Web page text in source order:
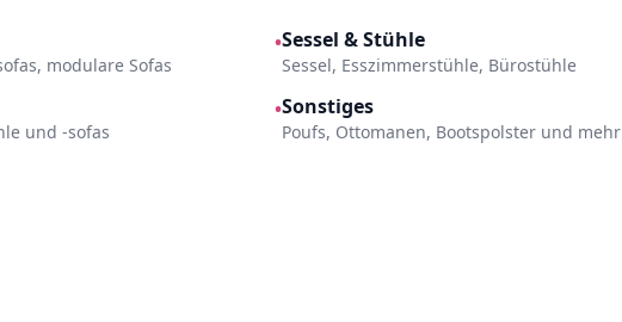
modulare Sofas
•Sessel & Stühle
Sessel, Esszimmerstühle, Bürostühle
und -sofas
•Sonstiges
Poufs, Ottomanen, Bootspolster und mehr